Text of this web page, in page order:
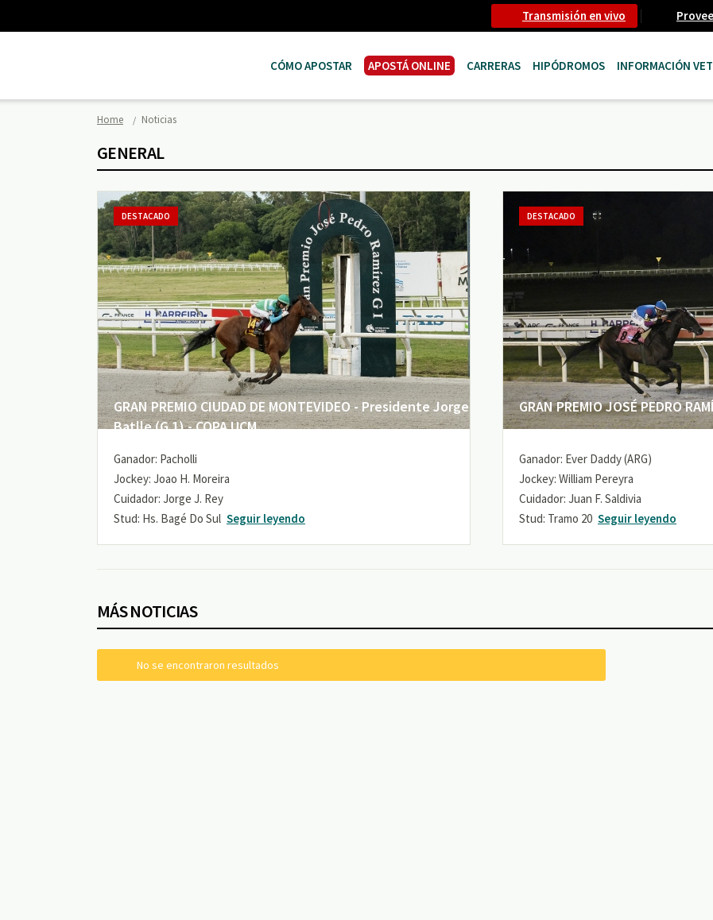
Transmisión en vivo
CÓMO APOSTAR APOSTÁ ONLINE CARRERAS HIPÓDROMOS INFORMACIÓN
Home Noticias
GENERAL
GRAN PREMIO CIUDAD DE MONTEVIDEO - Presidente Jorge
Batlle (G 1) - COPA UCM
DESTACADO
Ganador: Pacholli
Jockey: Joao H. Moreira
Cuidador: Jorge J. Rey
Stud: Hs. Bagé Do Sul Seguir leyendo
GRAN PREMIO JOSÉ PEDRO
DESTACADO
Ganador: Ever Daddy (ARG)
Jockey: William Pereyra
Cuidador: Juan F. Saldivia
Stud: Tramo 20 Seguir leyendo
MÁS NOTICIAS
No se encontraron resultados